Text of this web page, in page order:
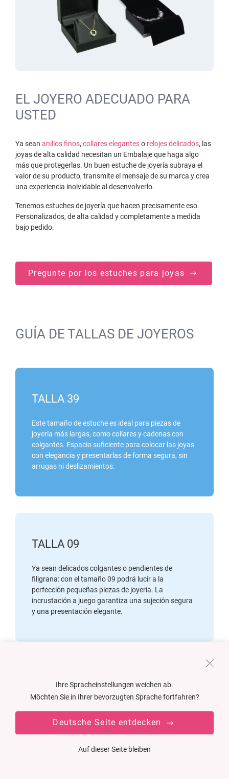
EL JOYERO ADECUADO PARA
USTED
Ya sean anillos finos, collares eleganteso relojes delicados, las
joyas de alta calidad necesitan un Embalaje que haga algo
más que protegerlas. Un buen estuche de joyería subraya el
valor de su producto, transmite el mensaje de su marca y crea
una experiencia inolvidable al desenvolverlo.
Tenemos estuches de joyería que hacen precisamente eso.
Personalizados, de alta calidad y completamente a medida
bajo pedido.
Pregunte por los estuches para joyas
GUÍA DE TALLAS DE JOYEROS
TALLA 39
Este tamaño de estuche es ideal para piezas de
joyería más largas, comocollares y cadenas con
colgantes. Espacio suficiente para colocar las joyas
con elegancia y presentarlas de forma segura, sin
arrugas ni deslizamientos.
TALLA 09
Ya sean delicados colgantes o pendientes de
filigrana:con el tamaño 09 podrá lucir a la
perfección pequeñas piezas de joyería. La
incrustación a juego garantiza una sujeción segura
y una presentación elegante.
TALLA 03
Las pulseras,ya sean sencillas o elaboradas,
necesitan un escenario adecuado. Los estuches de
tamaño 03 ofrecen exactamente el espacio que su
pulsera necesita para brillar nada más abrirla.
Ihre Spracheinstellungen weichen ab.
Möchten Sie in Ihrer bevorzugten Sprache fortfahren?
Deutsche Seite entdecken
Auf dieser Seite bleiben